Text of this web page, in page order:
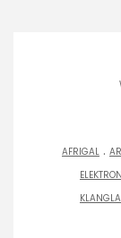
AFRIGAL .